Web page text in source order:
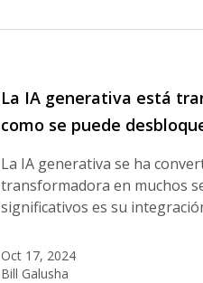
La IA generativa está
como se puede
La IA generativa se ha
transformadora en muchos
significativos es su
Oct 17, 2024
Bill Galusha